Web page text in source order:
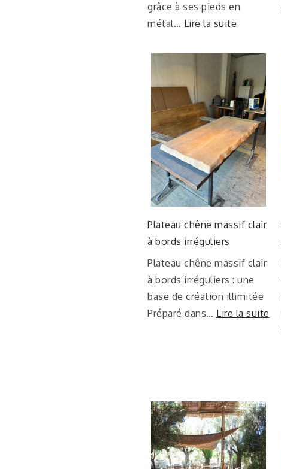
grâce à ses pieds en
métal… Lire la suite
Plateau chêne massif clair
à bords irréguliers
Plateau chêne massif clair
à bords irréguliers : une
base de création illimitée
Préparé dans… Lire la suite